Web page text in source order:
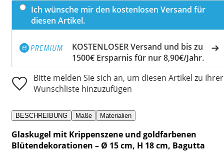
Ich wünsche mir den kostenlosen Versand für
diesen Artikel.
KOSTENLOSER Versand und bis zu
1500€ Ersparnis für nur 8,90€/Jahr.
Bitte melden Sie sich an, um diesen Artikel zu Ihrer
Wunschliste hinzuzufügen
BESCHREIBUNG Maße Materialien
Glaskugel mit Krippenszene und goldfarbenen
Blütendekorationen – Ø 15 cm, H 18 cm, Bagutta